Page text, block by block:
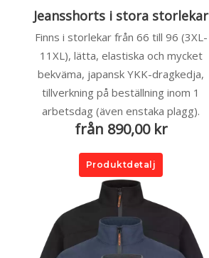
Jeansshorts i stora storlekar
Finns i storlekar från 66 till 96 (3XL-
11XL), lätta, elastiska och mycket
bekväma, japansk YKK-dragkedja,
tillverkning på beställning inom 1
arbetsdag (även enstaka plagg).
från 890,00 kr
Produktdetalj